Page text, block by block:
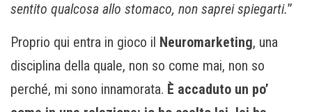
sentito qualcosa allo stomaco, non saprei spiegarti.”
Proprio qui entra in gioco il Neuromarketing, una
disciplina della quale, non so come mai, non so
perché, mi sono innamorata. È accaduto un po’